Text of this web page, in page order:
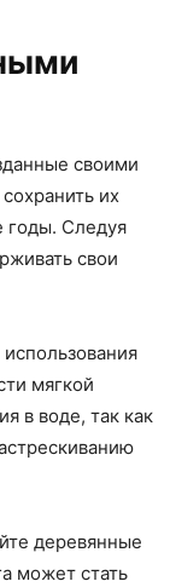
своими
их
годы. Следуя
свои
мягкой
в воде, так как
деревянные
может стать